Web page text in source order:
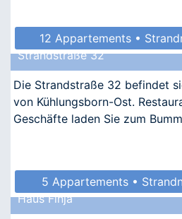
12 Appartements •
• Barrierefrei •
Strandstraße 32
Die Strandstraße 32 befindet
von Kühlungsborn-Ost.
Geschäfte laden Sie zum
5 Appartements •
Haus Finja